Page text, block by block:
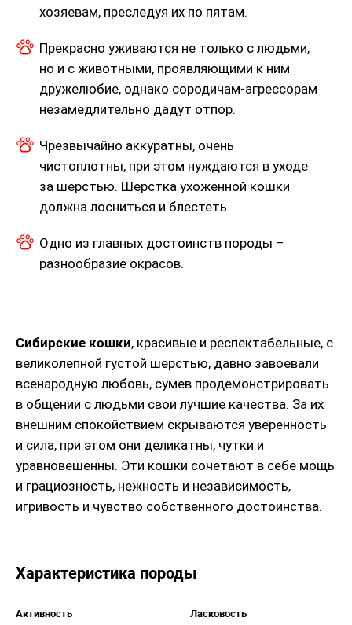
хозяевам, преследуя их по пятам.
Прекрасно уживаются не только с людьми,
но и с животными, проявляющими к ним
дружелюбие, однако сородичам-агрессорам
незамедлительно дадут отпор.
Чрезвычайно аккуратны, очень
чистоплотны, при этом нуждаются в уходе
за шерстью. Шерстка ухоженной кошки
должна лосниться и блестеть.
Одно из главных достоинств породы –
разнообразие окрасов.
Сибирские кошки, красивые и респектабельные, с
великолепной густой шерстью, давно завоевали
всенародную любовь, сумев продемонстрировать
в общении с людьми свои лучшие качества. За их
внешним спокойствием скрываются уверенность
и сила, при этом они деликатны, чутки и
уравновешенны. Эти кошки сочетают в себе мощь
и грациозность, нежность и независимость,
игривость и чувство собственного достоинства.
Характеристика породы
Активность
Ласковость